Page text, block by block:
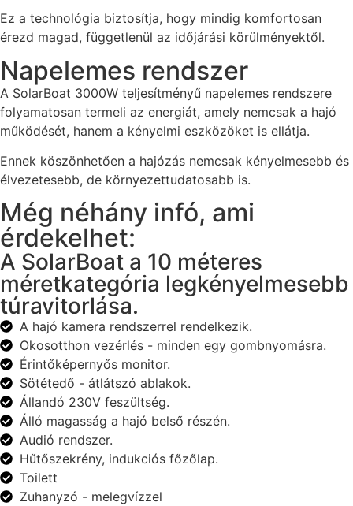
Ez a technológia biztosítja, hogy mindig komfortosan
érezd magad, függetlenül az időjárási körülményektől.
Napelemes rendszer
A SolarBoat 3000W teljesítményű napelemes rendszere
folyamatosan termeli az energiát, amely nemcsak a hajó
működését, hanem a kényelmi eszközöket is ellátja.
Ennek köszönhetően a hajózás nemcsak kényelmesebb és
élvezetesebb, de környezettudatosabb is.
Még néhány infó, ami
érdekelhet:
A SolarBoat a 10 méteres
méretkategória legkényelmesebb
túravitorlása.
A hajó kamera rendszerrel rendelkezik.
Okosotthon vezérlés - minden egy gombnyomásra.
Érintőképernyős monitor.
Sötétedő - átlátszó ablakok.
Állandó 230V feszültség.
Álló magasság a hajó belső részén.
Audió rendszer.
Hűtőszekrény, indukciós főzőlap.
Toilett
Zuhanyzó - melegvízzel